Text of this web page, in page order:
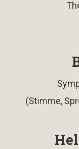
(Stimme,